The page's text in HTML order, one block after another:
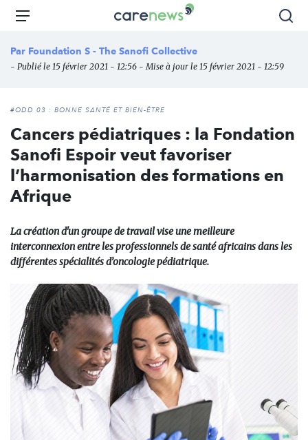
Aller
principal
Carenews,
média
des
l'engagement
Menu
Par Foundation S - The Sanofi Collective
- Publié le 15 février 2021 - 12:56 - Mise à jour le 15 février 2021 - 12:59
#ODD 03 : BONNE SANTÉ ET BIEN-ÊTRE
Cancers pédiatriques : la Fondation
Sanofi Espoir veut favoriser
l’harmonisation des formations en
Afrique
La création d'un groupe de travail vise une meilleure
interconnexion entre les professionnels de santé africains dans les
différentes spécialités d’oncologie pédiatrique.